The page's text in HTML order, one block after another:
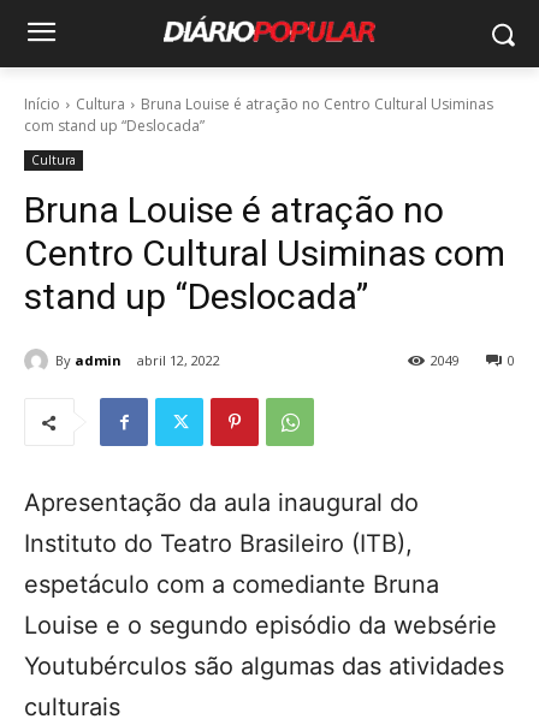
Início Cultura
Bruna Louise é atração no Centro Cultural Usiminas
com stand up “Deslocada”
Cultura
Bruna Louise é atração no
Centro Cultural Usiminas com
stand up “Deslocada”
By admin abril 12, 2022 0
2049
Apresentação da aula inaugural do
Instituto do Teatro Brasileiro (ITB),
espetáculo com a comediante Bruna
Louise e o segundo episódio da websérie
Youtubérculos são algumas das atividades
culturais